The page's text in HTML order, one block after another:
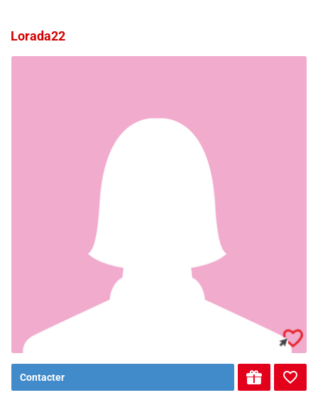
Lorada22
Contacter